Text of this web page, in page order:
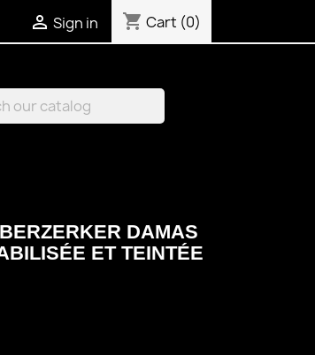
 Sign in shopping_cart Cart (0)
DAMAS
ET TEINTÉE